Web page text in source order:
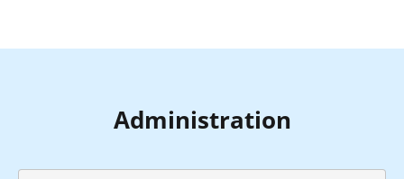
Administration